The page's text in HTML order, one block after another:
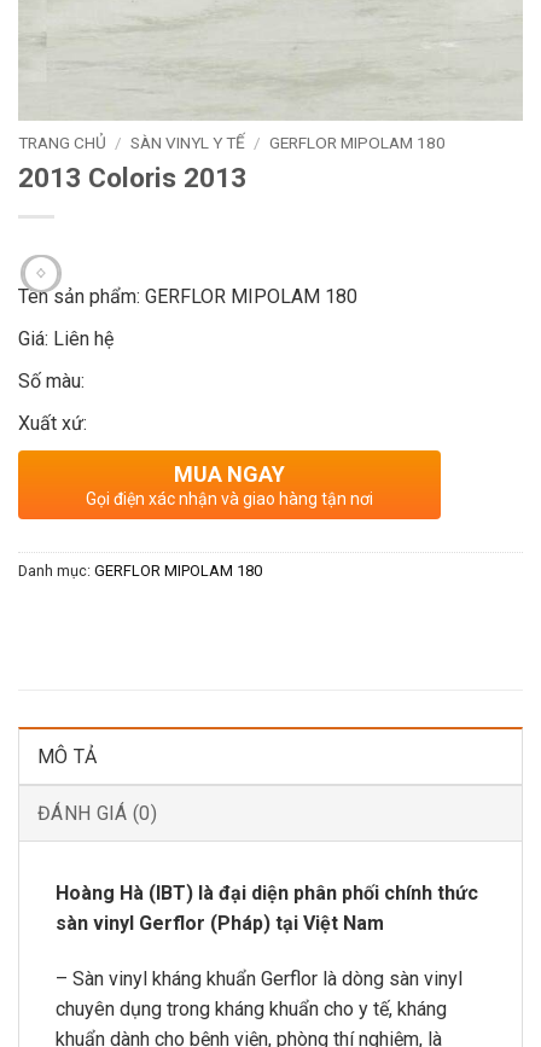
TRANG CHỦ / SÀN VINYL Y TẾ / GERFLOR MIPOLAM 180
2013 Coloris 2013
Tên sản phẩm: GERFLOR MIPOLAM 180
Giá: Liên hệ
Số màu:
Xuất xứ:
MUA NGAY
Gọi điện xác nhận và giao hàng tận nơi
Danh mục: GERFLOR MIPOLAM 180
MÔ TẢ
ĐÁNH GIÁ (0)
Hoàng Hà (IBT) là đại diện phân phối chính thức
sàn vinyl Gerflor (Pháp) tại Việt Nam
– Sàn vinyl kháng khuẩn Gerflor là dòng sàn vinyl
chuyên dụng trong kháng khuẩn cho y tế, kháng
khuẩn dành cho bệnh viện, phòng thí nghiệm, là